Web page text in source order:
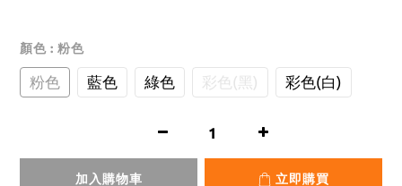
顏色 : 粉色
粉色 藍色 綠色 彩色(黑) 彩色(白)
加入購物車 立即購買